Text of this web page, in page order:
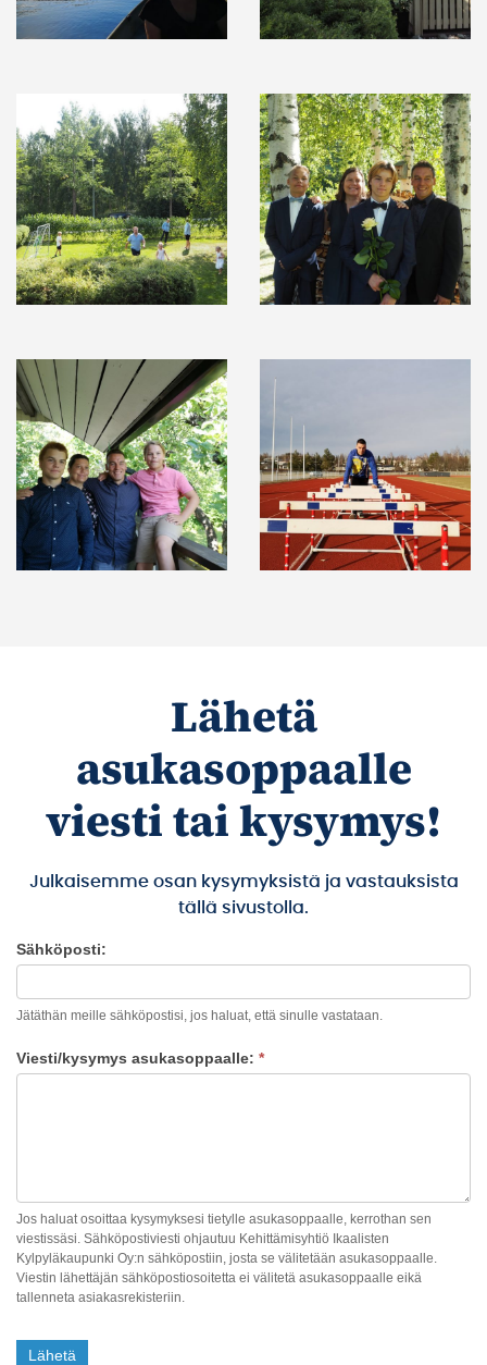
Lähetä
asukasoppaalle
viesti tai kysymys!
Julkaisemme osan kysymyksistä ja vastauksista
tällä sivustolla.
Meidän
Ikaalinen
Sähköposti:
Jätäthän meille sähköpostisi, jos haluat, että sinulle vastataan.
Viesti/kysymys asukasoppaalle: *
Jos haluat osoittaa kysymyksesi tietylle asukasoppaalle, kerrothan sen
viestissäsi. Sähköpostiviesti ohjautuu Kehittämisyhtiö Ikaalisten
Kylpyläkaupunki Oy:n sähköpostiin, josta se välitetään asukasoppaalle.
Viestin lähettäjän sähköpostiosoitetta ei välitetä asukasoppaalle eikä
tallenneta asiakasrekisteriin.
Lähetä